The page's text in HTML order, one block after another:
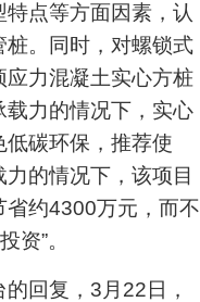
点等方面因素，认
。同时，对螺锁式
力混凝土实心方桩
力的情况下，实心
碳环保，推荐使
的情况下，该项目
约4300万元，而不
资”。
回复，3月22日，